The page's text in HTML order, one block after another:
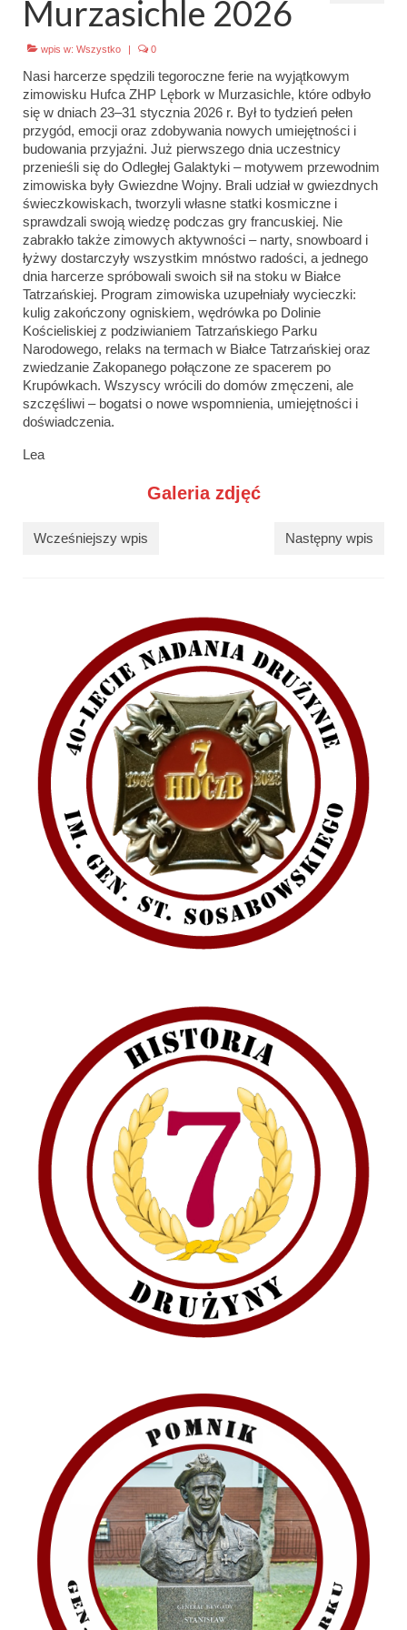
Emblematy (plakietki) i znaki drużyny
Ryngraf Pamiątkowy 7 HDCzB
Odznaka Honorowa 7 HDCzB
Nasze twarze
Galeria
Galerie 1983-2025
Galeria 2026
Multimedia
Kontakt
Murzasichle 2026
wpis w: Wszystko | 0
Nasi harcerze spędzili tegoroczne ferie na wyjątkowym
zimowisku Hufca ZHP Lębork w Murzasichle, które odbyło
się w dniach 23–31 stycznia 2026 r. Był to tydzień pełen
przygód, emocji oraz zdobywania nowych umiejętności i
budowania przyjaźni. Już pierwszego dnia uczestnicy
przenieśli się do Odległej Galaktyki – motywem przewodnim
zimowiska były Gwiezdne Wojny. Brali udział w gwiezdnych
świeczkowiskach, tworzyli własne statki kosmiczne i
sprawdzali swoją wiedzę podczas gry francuskiej. Nie
zabrakło także zimowych aktywności – narty, snowboard i
łyżwy dostarczyły wszystkim mnóstwo radości, a jednego
dnia harcerze spróbowali swoich sił na stoku w Białce
Tatrzańskiej. Program zimowiska uzupełniały wycieczki:
kulig zakończony ogniskiem, wędrówka po Dolinie
Kościeliskiej z podziwianiem Tatrzańskiego Parku
Narodowego, relaks na termach w Białce Tatrzańskiej oraz
zwiedzanie Zakopanego połączone ze spacerem po
Krupówkach. Wszyscy wrócili do domów zmęczeni, ale
szczęśliwi – bogatsi o nowe wspomnienia, umiejętności i
doświadczenia.
Lea
Galeria zdjęć
Wcześniejszy wpis Następny wpis